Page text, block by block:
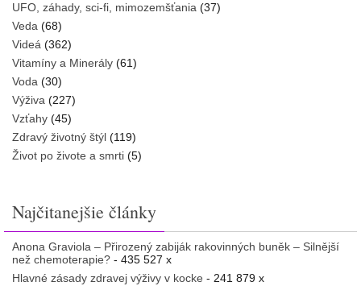
UFO, záhady, sci-fi, mimozemšťania (37)
Veda (68)
Videá (362)
Vitamíny a Minerály (61)
Voda (30)
Výživa (227)
Vzťahy (45)
Zdravý životný štýl (119)
Život po živote a smrti (5)
Najčitanejšie články
Anona Graviola – Přirozený zabiják rakovinných buněk – Silnější
než chemoterapie? - 435 527 x
Hlavné zásady zdravej výživy v kocke - 241 879 x